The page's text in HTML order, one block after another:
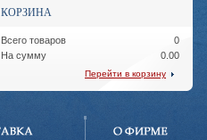
КОРЗИНА
Всего товаров
На сумму
0
0.00
Перейти в корзину